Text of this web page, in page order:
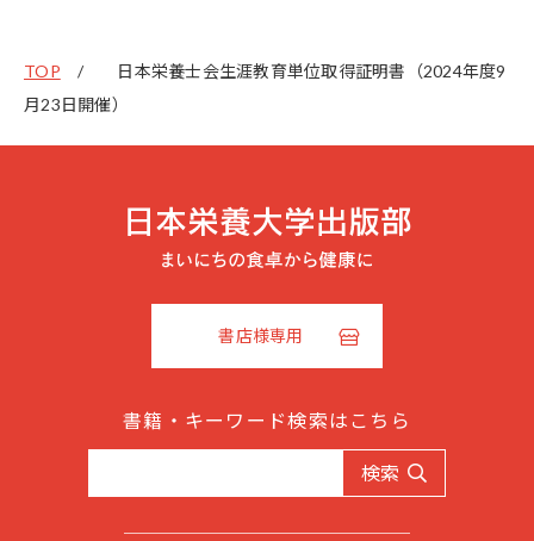
TOP
日本栄養士会生涯教育単位取得証明書（2024年度9
月23日開催）
書店様専用
書籍・キーワード検索はこちら
検索